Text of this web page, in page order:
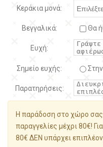
Κεράκια μονά:
Βεγγαλικά: Θα
Ευχή:
Σημείο ευχής:
Παρατηρήσεις:
Η παράδοση στο χώρο σας
παραγγελίες μέχρι 80€!
80€ ΔΕΝ υπάρχει